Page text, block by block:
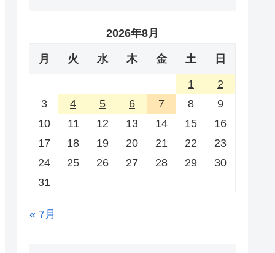
2026年8月
月 火 水 木 金 土 日
1
2
3
4 5 6 7 8
9
10
11 12 13 14 15
16
17
18 19 20 21 22
23
24
25 26 27 28 29
30
31
« 7月